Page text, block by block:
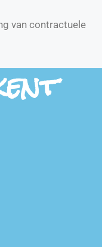
van contractuele